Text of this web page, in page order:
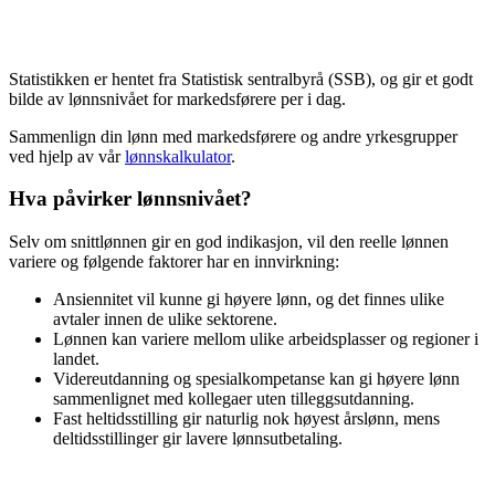
Statistikken er hentet fra Statistisk sentralbyrå (SSB), og gir et godt
bilde av lønnsnivået formarkedsførere per i dag.
Sammenlign din lønn med markedsførere og andre yrkesgrupper
ved hjelp av vårlønnskalkulator.
Hva påvirker lønnsnivået?
Selv om snittlønnen gir en god indikasjon, vil den reelle lønnen
variere og følgende faktorer har en innvirkning:
Ansiennitet vil kunne gi høyere lønn, og det finnes ulike
avtaler innen de ulike sektorene.
Lønnen kan variere mellom ulike arbeidsplasser og regioner i
landet.
Videreutdanning og spesialkompetanse kan gi høyere lønn
sammenlignet med kollegaer uten tilleggsutdanning.
Fast heltidsstilling gir naturlig nok høyest årslønn, mens
deltidsstillinger gir lavere lønnsutbetaling.